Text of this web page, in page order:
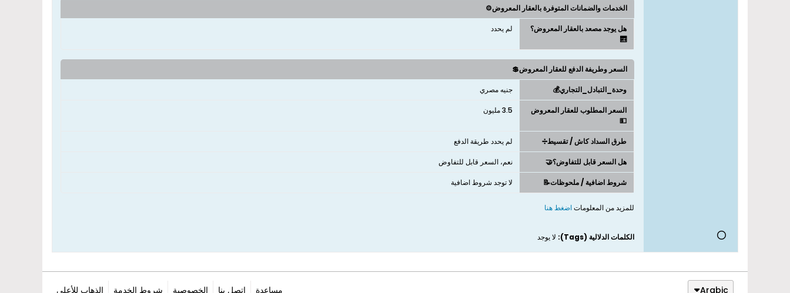
الخدمات والضمانات المتوفرة بالعقار المعروض⚙️
هل يوجد مصعد بالعقار المعروض؟
🛗
لم يحدد
السعر وطريفة الدفع للعقار المعروض💲
وحدة_التبادل_التجاري💰 جنيه مصري
السعر المطلوب للعقار المعروض
💵
3.5 مليون
طرق السداد كاش / تقسيط➗ لم يحدد طريقة الدفع
هل السعر قابل للتفاوض؟🤝 نعم، السعر قابل للتفاوض
شروط اضافية / ملحوظات📝 لا توجد شروط اضافية
للمزيد من المعلومات اضغط هنا
الكلمات الدلالية (Tags): لا يوجد
Arabic مساعدة اتصل بنا الخصوصية شروط الخدمة الذهاب للأعلى